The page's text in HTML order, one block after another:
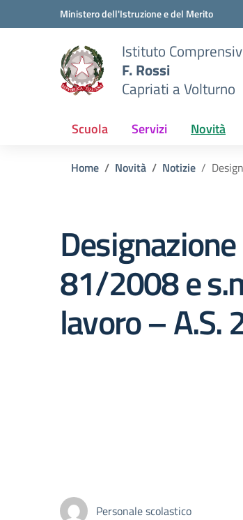
Vai ai contenuti
Vai al menu di navigazioneMinistero dell'Istruzione e del Merito
Istituto
F. Rossi
Capriati a Volturno
Scuola Servizi Novità
Home Novità Notizie
81/2008 e
lavoro –
Personale scolastico